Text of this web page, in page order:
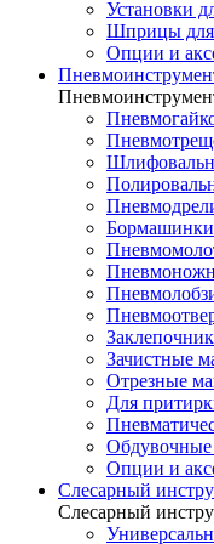
Установки
Шприцы для
Опции и
Бормашинки
Зачистные
Отрезные
Для
Обдувочные
Опции и
Слесарный
Слесарный